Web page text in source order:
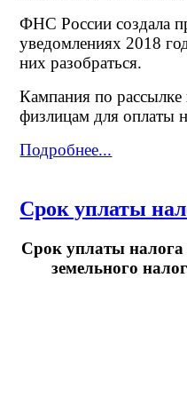
ФНС России создала
уведомлениях 2018
них разобраться.
Кампания по
физлицам для оплаты
Подробнее...
Срок уплаты
Срок уплаты налога
земельного